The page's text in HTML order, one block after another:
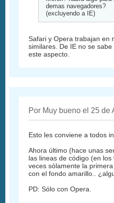
demas navegadores?
(excluyendo a IE)
Safari y Opera trabajan en
similares. De IE no se
este aspecto.
Por Muy bueno el 25 de
Esto les conviene a todos
Ahora último (hace unas
las lineas de código (en
veces sólamente la
con el fondo amarillo..
PD: Sólo con Opera.